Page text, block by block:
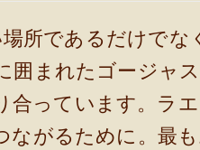
所であるだけで
囲まれたゴージャ
合っています。ラ
がるために。最